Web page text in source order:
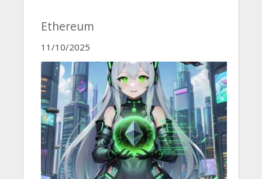
Ethereum
11/10/2025